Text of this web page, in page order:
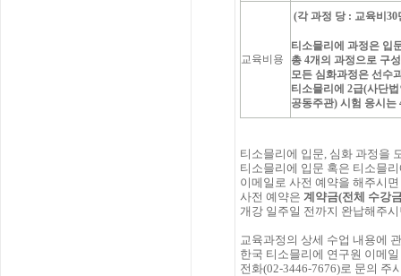
교육비용
(각 과정 당 : 교육비
티소믈리에 과정은 입
총 4개의 과정으로 구
모든 심화과정은 선수
티소믈리에 2급(사단
공동주관) 시험 응시는
티소믈리에 입문, 심화 과정을
티소믈리에 입문 혹은 티소믈
이메일로 사전 예약을 해주시
사전 예약은 계약금(전체 수강
개강 일주일 전까지 완납해주
교육과정의 상세 수업 내용에
한국 티소믈리에 연구원 이메일
전화(02-3446-7676)로 문의 주